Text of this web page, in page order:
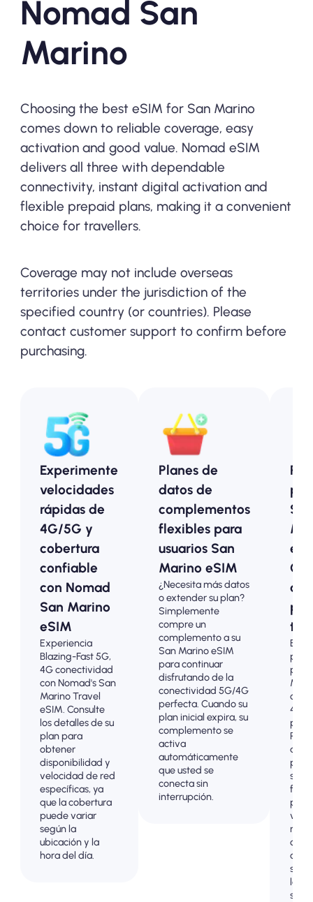
Nomad San
Marino
Choosing the best eSIM for San Marino
comes down to reliable coverage, easy
activation and good value. Nomad eSIM
delivers all three with dependable
connectivity, instant digital activation and
flexible prepaid plans, making it a convenient
choice for travellers.
Coverage may not include overseas
territories under the jurisdiction of the
specified country (or countries). Please
contact customer support to confirm before
purchasing.
Experimente
velocidades
rápidas de
4G/5G y
cobertura
confiable
con Nomad
San Marino
eSIM
Experiencia
Blazing-Fast 5G,
4G conectividad
con Nomad's San
Marino Travel
eSIM. Consulte
los detalles de su
plan para
obtener
disponibilidad y
velocidad de red
específicas, ya
que la cobertura
puede variar
según la
ubicación y la
hora del día.
Planes de
datos de
complementos
flexibles para
usuarios San
Marino eSIM
¿Necesita más datos
o extender su plan?
Simplemente
compre un
complemento a su
San Marino eSIM
para continuar
disfrutando de la
conectividad 5G/4G
perfecta. Cuando su
plan inicial expira, su
complemento se
activa
automáticamente
que usted se
conecta sin
interrupción.
Elija
4G/
viaje
los
sus